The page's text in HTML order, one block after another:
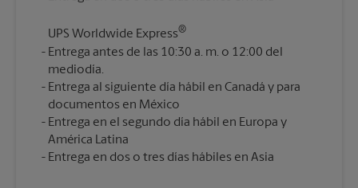
UPS Worldwide Express®
Entrega antes de las 10:30 a. m. o 12:00 del
mediodía.
Entrega al siguiente día hábil en Canadá y para
documentos en México
Entrega en el segundo día hábil en Europa y
América Latina
Entrega en dos o tres días hábiles en Asia